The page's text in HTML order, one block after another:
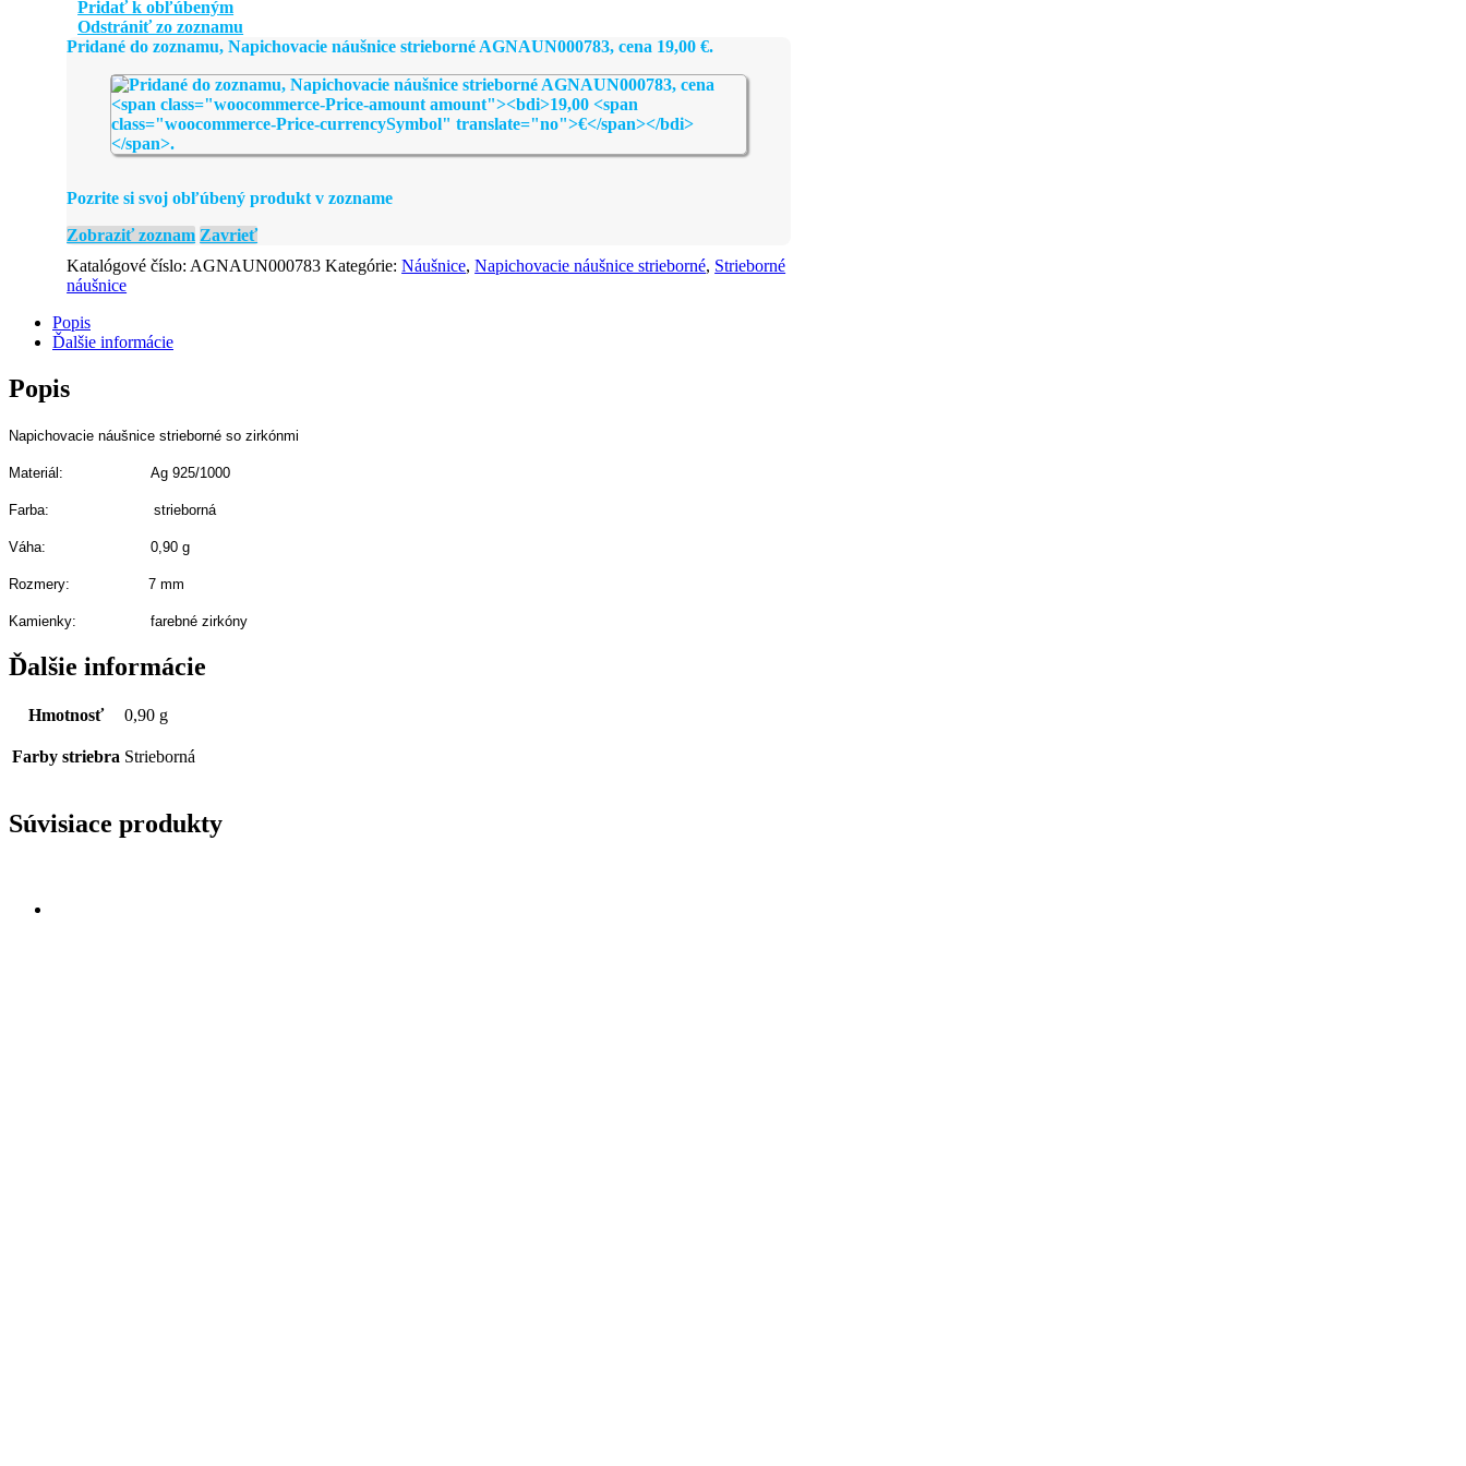
strieborné
AGNAUN000783
Pridať k obľúbeným
Odstrániť zo zoznamu
Pridané do zoznamu, Napichovacie náušnice strieborné AGNAUN000783, cena 19,00€.
Pozrite si svoj obľúbený produkt v zozname
Zobraziť zoznam Zavrieť
Katalógové číslo: AGNAUN000783 Kategórie:Náušnice,Napichovacie náušnice strieborné, Strieborné
náušnice
Popis
Ďalšie informácie
Popis
Napichovacie náušnice strieborné so zirkónmi
Materiál: Ag 925/1000
Farba: strieborná
Váha: 0,90 g
Rozmery: 7 mm
Kamienky: farebné zirkóny
Ďalšie informácie
Hmotnosť 0,90 g
Farby striebra Strieborná
Súvisiace produkty